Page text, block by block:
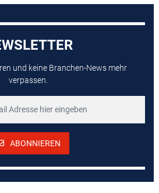
und keine Branchen-News mehr
verpassen.
ABONNIEREN